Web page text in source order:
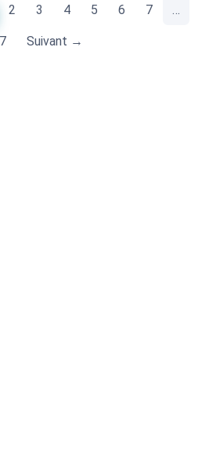
2 3 4 5 6 7 …
Suivant →